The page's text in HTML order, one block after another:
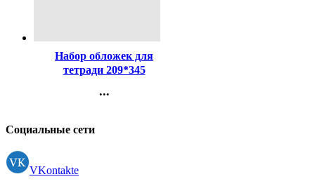
Набор обложек для
тетради 209*345
штук в наборе арт Т100-10
...
Регистрация
Социальные сети
VKontakte